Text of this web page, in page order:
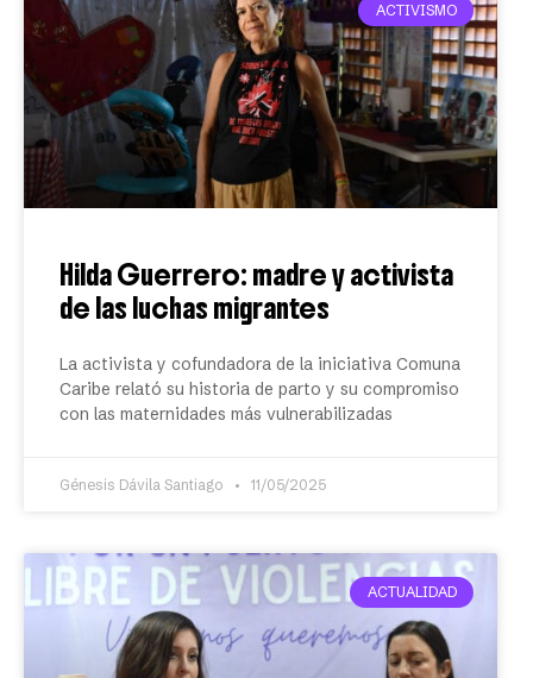
ACTIVISMO
Hilda Guerrero: madre y activista
de las luchas migrantes
La activista y cofundadora de la iniciativa Comuna
Caribe relató su historia de parto y su compromiso
con las maternidades más vulnerabilizadas
Génesis Dávila Santiago 11/05/2025
ACTUALIDAD